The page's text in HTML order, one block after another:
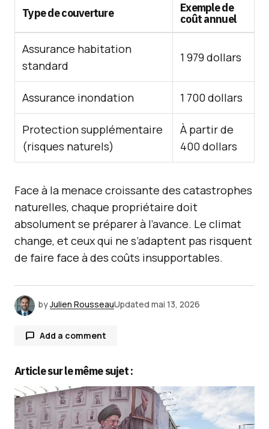
Type de couverture
Exemple de
coût annuel
Assurance habitation
standard
1 979 dollars
Assurance inondation 1 700 dollars
Protection supplémentaire
(risques naturels)
À partir de
400 dollars
Face à la menace croissante des catastrophes
naturelles, chaque propriétaire doit
absolument se préparer à l’avance. Le climat
change, et ceux qui ne s’adaptent pas risquent
de faire face à des coûts insupportables.
byJulien RousseauUpdated mai 13, 2026
Add a comment
Votre adresse e-mail ne sera pas publiée.Les
champs obligatoires sont indiqués avec
Article sur le même sujet :